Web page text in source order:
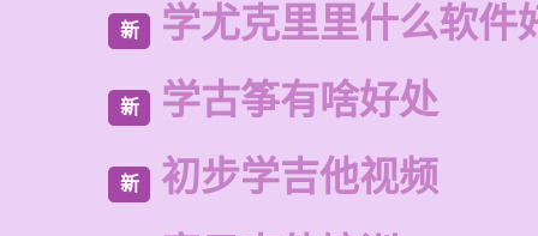
新 学尤克里里什么软件
新 学古筝有啥好处
新 初步学吉他视频